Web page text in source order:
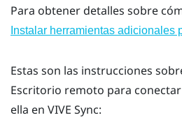
Para obtener detalles sobre
Instalar herramientas adicionales
Estas son las instrucciones
Escritorio remoto para
ella en VIVE Sync: